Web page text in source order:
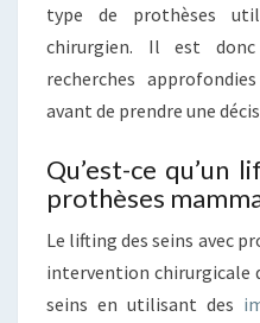
type de prothèses
chirurgien. Il est
recherches
avant de prendre une
Qu’est-ce qu’un
prothèses
Le lifting des seins avec
intervention chirurgicale
seins en utilisant des